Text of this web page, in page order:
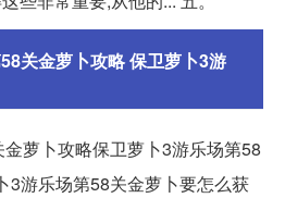
关金萝卜攻略 保卫萝卜3游
萝卜攻略保卫萝卜3游乐场第58
3游乐场第58关金萝卜要怎么获